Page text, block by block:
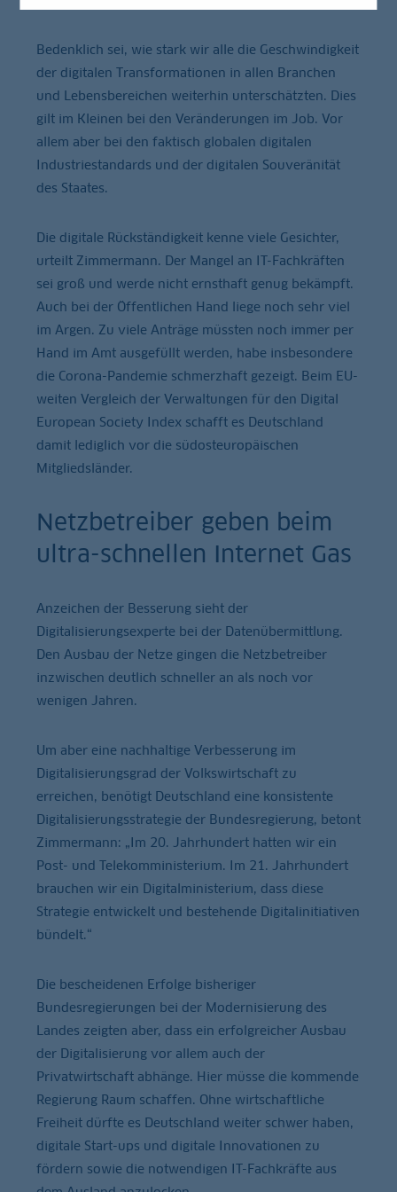
Bedenklich sei, wie stark wir alle die Geschwindigkeit
der digitalen Transformationen in allen Branchen
und Lebensbereichen weiterhin unterschätzten. Dies
gilt im Kleinen bei den Veränderungen im Job. Vor
allem aber bei den faktisch globalen digitalen
Industriestandards und der digitalen Souveränität
des Staates.
Die digitale Rückständigkeit kenne viele Gesichter,
urteilt Zimmermann. Der Mangel an IT-Fachkräften
sei groß und werde nicht ernsthaft genug bekämpft.
Auch bei der Öffentlichen Hand liege noch sehr viel
im Argen. Zu viele Anträge müssten noch immer per
Hand im Amt ausgefüllt werden, habe insbesondere
die Corona-Pandemie schmerzhaft gezeigt. Beim EU-
weiten Vergleich der Verwaltungen für den Digital
European Society Index schafft es Deutschland
damit lediglich vor die südosteuropäischen
Mitgliedsländer.
Netzbetreiber geben beim
ultra-schnellen Internet Gas
Anzeichen der Besserung sieht der
Digitalisierungsexperte bei der Datenübermittlung.
Den Ausbau der Netze gingen die Netzbetreiber
inzwischen deutlich schneller an als noch vor
wenigen Jahren.
Um aber eine nachhaltige Verbesserung im
Digitalisierungsgrad der Volkswirtschaft zu
erreichen, benötigt Deutschland eine konsistente
Digitalisierungsstrategie der Bundesregierung, betont
Zimmermann: „Im 20. Jahrhundert hatten wir ein
Post- und Telekomministerium. Im 21. Jahrhundert
brauchen wir ein Digitalministerium, dass diese
Strategie entwickelt und bestehende Digitalinitiativen
bündelt.“
Die bescheidenen Erfolge bisheriger
Bundesregierungen bei der Modernisierung des
Landes zeigten aber, dass ein erfolgreicher Ausbau
der Digitalisierung vor allem auch der
Privatwirtschaft abhänge. Hier müsse die kommende
Regierung Raum schaffen. Ohne wirtschaftliche
Freiheit dürfte es Deutschland weiter schwer haben,
digitale Start-ups und digitale Innovationen zu
fördern sowie die notwendigen IT-Fachkräfte aus